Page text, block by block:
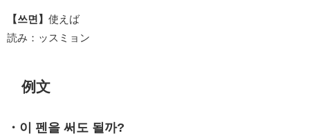
【쓰면】 使えば
読み：ッスミョン
例文
・이 펜을 써도 될까?